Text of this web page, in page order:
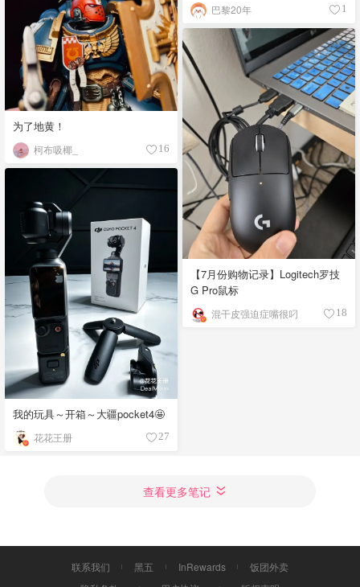
巴黎20年 1
为了地黄！
柯布吸椰_ 16
【7月份购物记录】Logitech罗技
G Pro鼠标
混干皮强迫症嘴很叼 18
我的玩具～开箱～大疆pocket4🤩
花花王册 27
查看更多笔记
联系我们 黑五 InRewards
饭团外卖